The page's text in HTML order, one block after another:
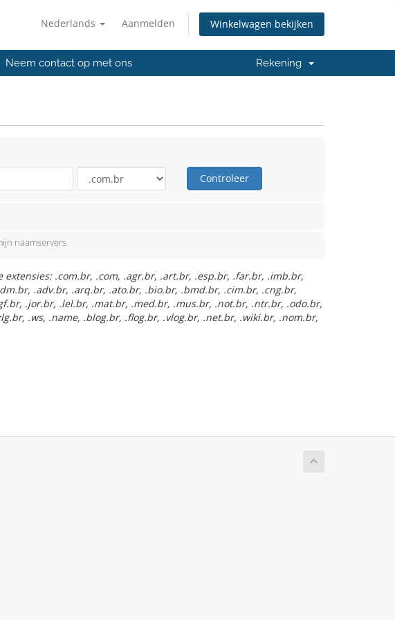
Nederlands Aanmelden Winkelwagen bekijken
Neem contact op met ons Rekening
Controleer
naamservers
.com.br, .com, .agr.br, .art.br, .esp.br, .far.br, .imb.br,
.adv.br, .arq.br, .ato.br, .bio.br, .bmd.br, .cim.br, .cng.br,
.jor.br, .lel.br, .mat.br, .med.br, .mus.br, .not.br, .ntr.br, .odo.br,
.ws, .name, .blog.br, .flog.br, .vlog.br, .net.br, .wiki.br, .nom.br,